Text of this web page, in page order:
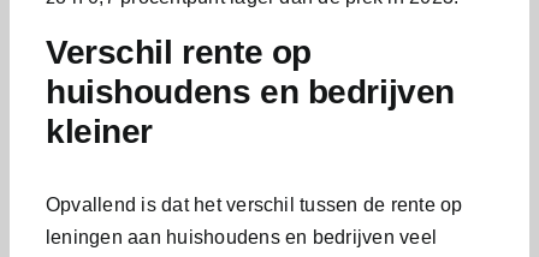
Verschil rente op
huishoudens en bedrijven
kleiner
Opvallend is dat het verschil tussen de rente op
leningen aan huishoudens en bedrijven veel